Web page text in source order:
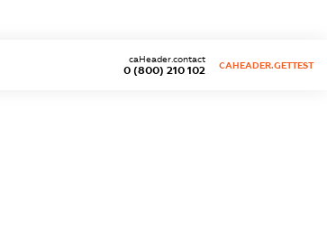
0 (800) 210 102
caHeader.contact
CAHEADER.GETTEST